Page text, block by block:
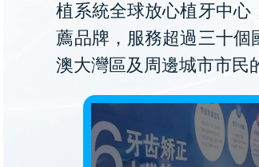
植系統全球放心植牙中心
薦品牌，服務超過三十個
澳大灣區及周邊城市市民